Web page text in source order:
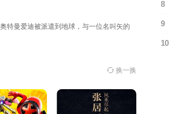
第16集 第15集
特曼爱迪被派遣到地球，与一位名叫矢的
换一换
8
9
10